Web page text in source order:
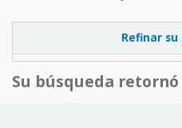
Refinar
Su búsqueda